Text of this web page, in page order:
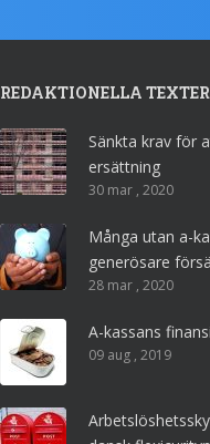
REDAKTIONELLA TEXTER
Sänkta krav för
ersättning
30 mar , 2020
Många utan a-
generösare
28 mar , 2020
A-kassans
09 aug , 2019